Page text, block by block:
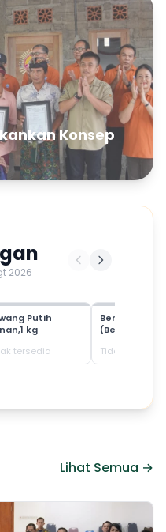
Konsep
2026
Putih
kg
tersedia
Beras
(Beras SPHP)
Tidak tersedia
Lihat Semua →